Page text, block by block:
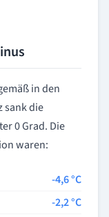
in den
sank die
0 Grad. Die
waren:
-4,6 °C
-2,2 °C